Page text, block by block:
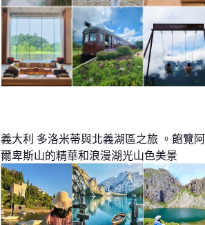
義大利 多洛米蒂與北義湖區之旅 。飽覽阿
爾卑斯山的精華和浪漫湖光山色美景